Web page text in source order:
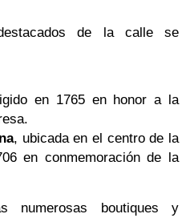
de la calle se
en 1765 en honor a la
, ubicada en el centro de la
en conmemoración de la
numerosas boutiques y